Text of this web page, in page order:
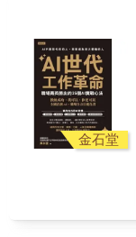
金石堂